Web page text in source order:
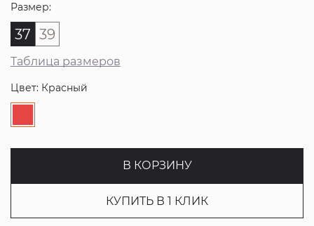
Размер:
37 39
Таблица размеров
Цвет: Красный
В КОРЗИНУ
КУПИТЬ В 1 КЛИК